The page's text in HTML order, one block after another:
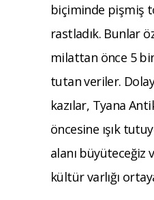
biçiminde pişmiş
rastladık. Bunlar
milattan önce 5
tutan veriler.
kazılar, Tyana
öncesine ışık
alanı büyüteceğiz
kültür varlığı